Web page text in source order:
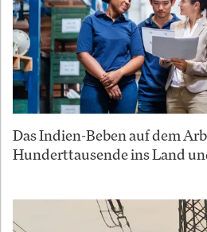
Das Indien-Beben auf dem
Hunderttausende ins Land